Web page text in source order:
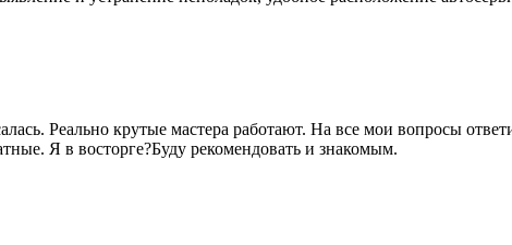
Реально крутые мастера работают. На все мои вопросы
Я в восторге?Буду рекомендовать и знакомым.